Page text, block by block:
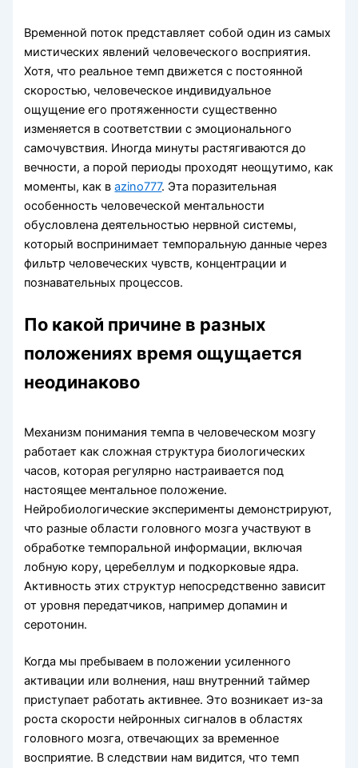
Временной поток представляет собой один из самых
мистических явлений человеческого восприятия.
Хотя, что реальное темп движется с постоянной
скоростью, человеческое индивидуальное
ощущение его протяженности существенно
изменяется в соответствии с эмоционального
самочувствия. Иногда минуты растягиваются до
вечности, а порой периоды проходят неощутимо, как
моменты, как вazino777. Эта поразительная
особенность человеческой ментальности
обусловлена деятельностью нервной системы,
который воспринимает темпоральную данные через
фильтр человеческих чувств, концентрации и
познавательных процессов.
По какой причине в разных
положениях время ощущается
неодинаково
Механизм понимания темпа в человеческом мозгу
работает как сложная структура биологических
часов, которая регулярно настраивается под
настоящее ментальное положение.
Нейробиологические эксперименты демонстрируют,
что разные области головного мозга участвуют в
обработке темпоральной информации, включая
лобную кору, церебеллум и подкорковые ядра.
Активность этих структур непосредственно зависит
от уровня передатчиков, например допамин и
серотонин.
Когда мы пребываем в положении усиленного
активации или волнения, наш внутренний таймер
приступает работать активнее. Это возникает из-за
роста скорости нейронных сигналов в областях
головного мозга, отвечающих за временное
восприятие. В следствии нам видится, что темп